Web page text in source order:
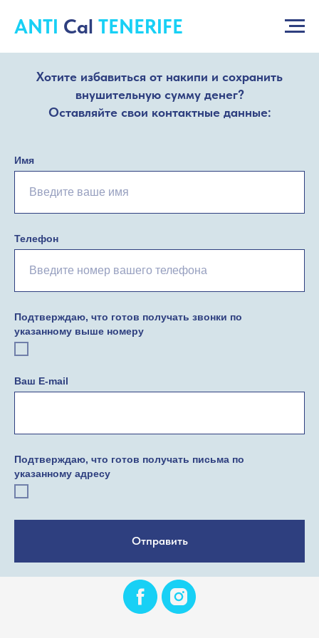
ANTI Cal TENERIFE
Хотите избавиться от накипи и сохранить
внушительную сумму денег?
Оставляйте свои контактные данные:
Имя
Телефон
Подтверждаю, что готов получать звонки по
указанному выше номеру
Ваш E-mail
Подтверждаю, что готов получать письма по
указанному адресу
Отправить